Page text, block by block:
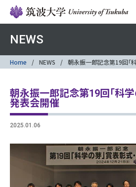
NEWS
Home NEWS 朝永振一郎記念第19回「
朝永振一郎記念第19回「科学
発表会開催
2025.01.06